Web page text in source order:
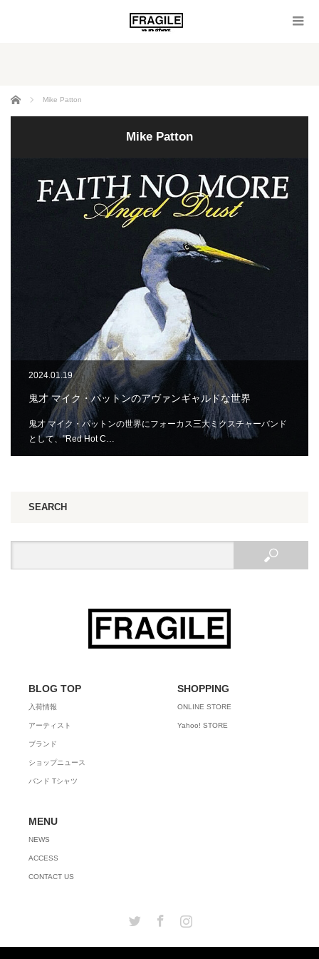
ホーム Mike Patton
Mike Patton
2024.01.19
鬼才 マイク・パットンのアヴァンギャルドな世界
鬼才 マイク・パットンの世界にフォーカス三大ミクスチャーバンド
として、"Red Hot C…
SEARCH
BLOG TOP
入荷情報
アーティスト
ブランド
ショップニュース
バンド Tシャツ
SHOPPING
ONLINE STORE
Yahoo! STORE
MENU
NEWS
ACCESS
CONTACT US
Twitter Facebook